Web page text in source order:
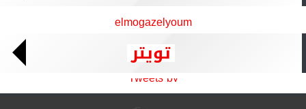
elmogazelyoum
تويتر
Tweets by